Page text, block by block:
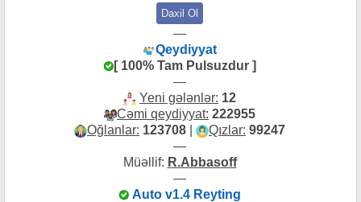
—
Qeydiyyat
[ 100% Tam Pulsuzdur ]
—
Yeni gələnlər: 12
Cəmi qeydiyyat: 222955
Oğlanlar: 123708 Qızlar: 99247
—
Müəllif: R.Abbasoff
—
Auto v1.4 Reyting